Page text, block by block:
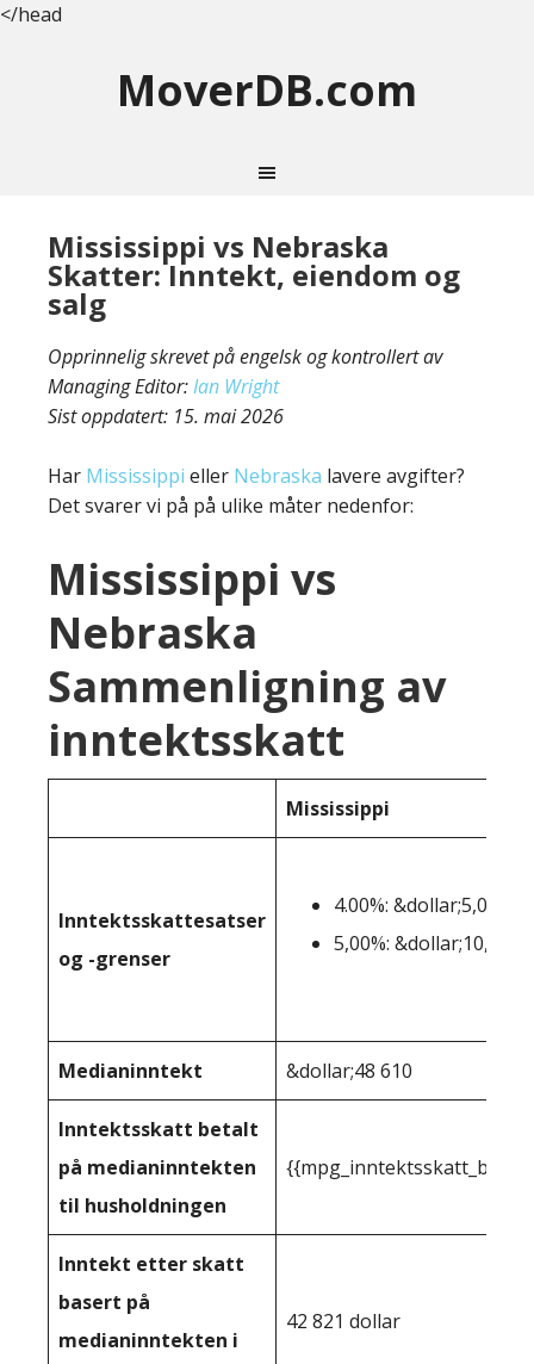
</head
MoverDB.com
Mississippi vs Nebraska
Skatter: Inntekt, eiendom og
salg
Opprinnelig skrevet på engelsk og kontrollert av
Managing Editor:Ian Wright
Sist oppdatert: 15. mai 2026
Har Mississippi eller Nebraska lavere avgifter?
Det svarer vi på på ulike måter nedenfor:
Mississippi vs
Nebraska
Sammenligning av
inntektsskatt
Mississippi
Inntektsskattesatser
og -grenser
4.00%: &dollar;5,000-
5,00%: &dollar;10,001+
Medianinntekt &dollar;48 610
Inntektsskatt betalt
på medianinntekten
til husholdningen
Inntekt etter skatt
basert på
medianinntekten i
42 821 dollar